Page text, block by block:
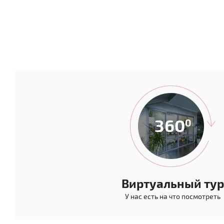
Виртуальный тур
У нас есть на что посмотреть